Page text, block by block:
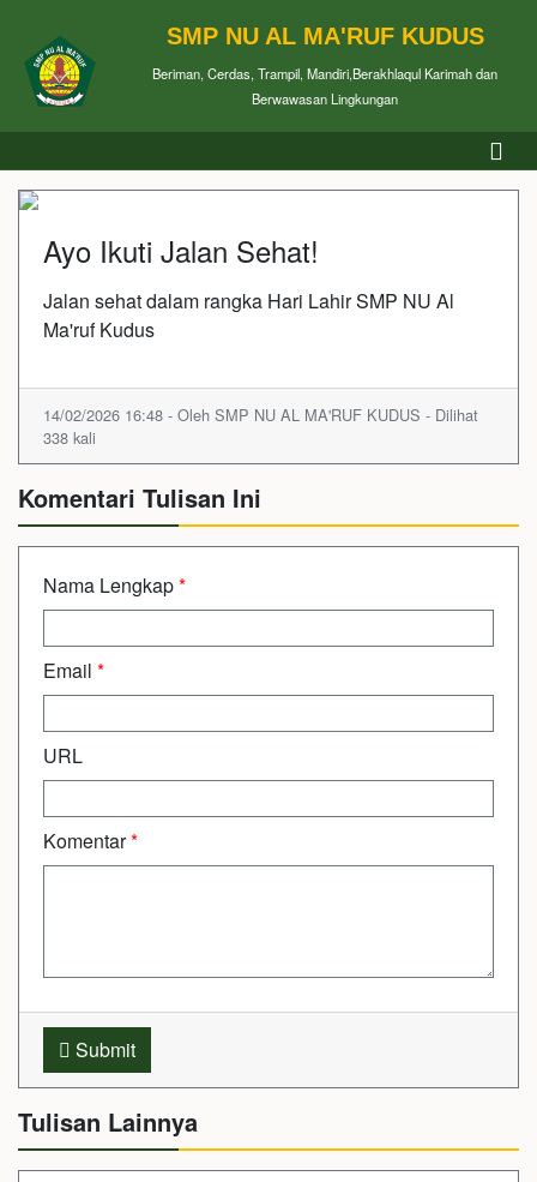
SMP NU AL MA'RUF KUDUS
Beriman, Cerdas, Trampil, Mandiri,Berakhlaqul Karimah dan
Berwawasan Lingkungan
Ayo Ikuti Jalan Sehat!
Jalan sehat dalam rangka Hari Lahir SMP NU Al
Ma'ruf Kudus
14/02/2026 16:48 - Oleh SMP NU AL MA'RUF KUDUS - Dilihat
338 kali
Komentari Tulisan Ini
Nama Lengkap*
Email *
URL
Komentar*
Submit
Tulisan Lainnya